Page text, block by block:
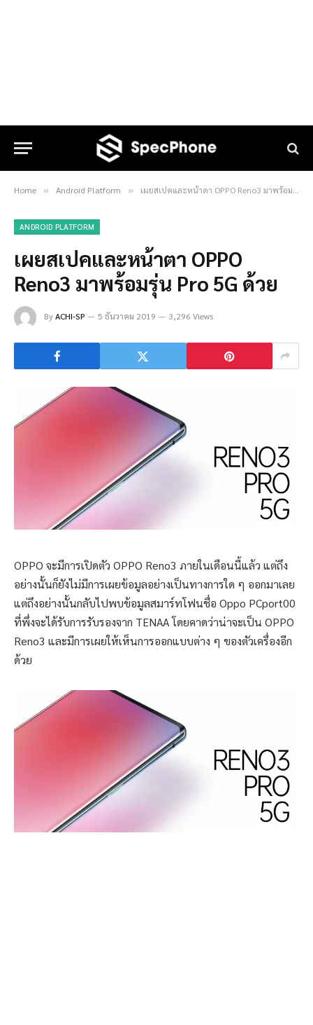
Home » Android Platform » เผยสเปคและหน้าตา OPPO Reno3 มาพร้อมรุ่น Pro 5G ด้วย
ANDROID PLATFORM
เผยสเปคและหน้าตา OPPO
Reno3 มาพร้อมรุ่น Pro 5G ด้วย
ByACHI-SP 5 ธันวาคม 2019 3,296 Views
OPPO จะมีการเปิดตัว OPPO Reno3 ภายในเดือนนี้แล้ว แต่ถึง
อย่างนั้นก็ยังไม่มีการเผยข้อมูลอย่างเป็นทางการใด ๆ ออกมาเลย
แต่ถึงอย่างนั้นกลับไปพบข้อมูลสมาร์ทโฟนชื่อ Oppo PCport00
ที่พึ่งจะได้รับการรับรองจาก TENAA โดยคาดว่าน่าจะเป็น OPPO
Reno3 และมีการเผยให้เห็นการออกแบบต่าง ๆ ของตัวเครื่องอีก
ด้วย